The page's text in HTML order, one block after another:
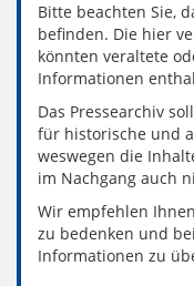
Bitte beachten Sie,
befinden. Die hier
könnten veraltete
Informationen
Das Pressearchiv
für historische und
weswegen die
im Nachgang auch
Wir empfehlen
zu bedenken und
Informationen zu